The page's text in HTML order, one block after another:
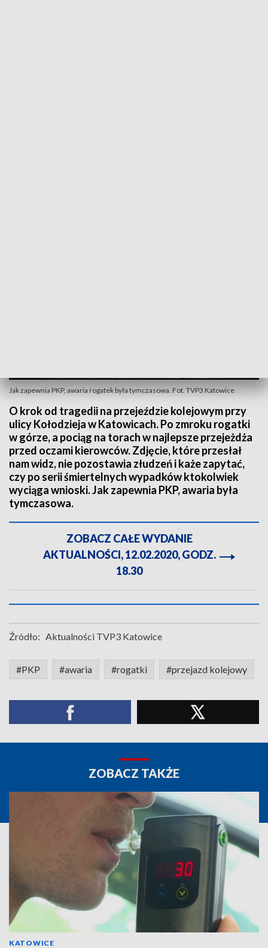
Jak zapewnia PKP, awaria rogatek była tymczasowa. Fot. TVP3 Katowice
O krok od tragedii na przejeździe kolejowym przy
ulicy Kołodzieja w Katowicach. Po zmroku rogatki
w górze, a pociąg na torach w najlepsze przejeżdża
przed oczami kierowców. Zdjęcie, które przesłał
nam widz, nie pozostawia złudzeń i każe zapytać,
czy po serii śmiertelnych wypadków ktokolwiek
wyciąga wnioski. Jak zapewnia PKP, awaria była
tymczasowa.
ZOBACZ CAŁE WYDANIE
AKTUALNOŚCI, 12.02.2020, GODZ.
18.30
Źródło: Aktualności TVP3 Katowice
#PKP #awaria #rogatki #przejazd kolejowy
ZOBACZ TAKŻE
KATOWICE